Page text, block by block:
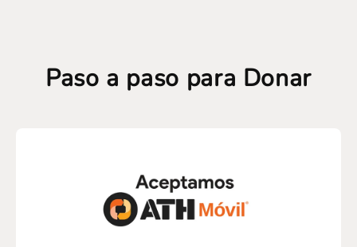
Paso a paso para Donar